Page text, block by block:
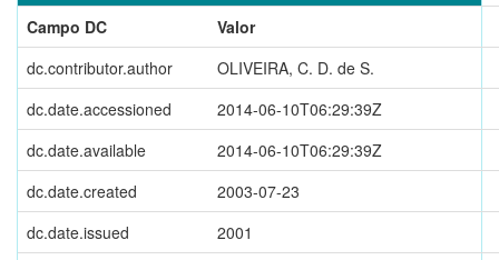
Campo DC
Valor
dc.contributor.author
OLIVEIRA, C. D. de S.
dc.date.accessioned
2014-06-10T06:29:39Z
dc.date.available
2014-06-10T06:29:39Z
dc.date.created
2003-07-23
dc.date.issued
2001